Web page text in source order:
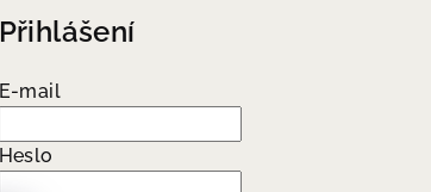
Přihlášení
E-mail
Heslo